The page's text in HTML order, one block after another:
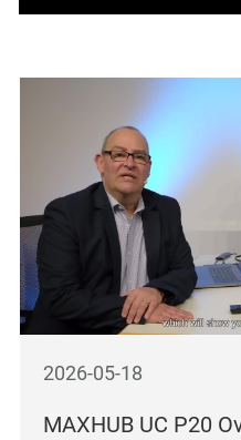
2026-05-18
MAXHUB UC P20